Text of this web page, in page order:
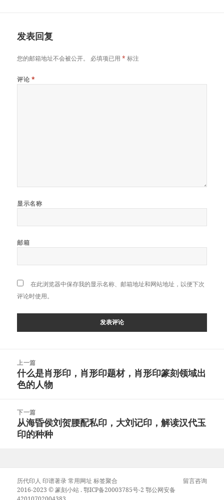
发表回复
您的邮箱地址不会被公开。 必填项已用* 标注
评论 *
显示名称
邮箱
在此浏览器中保存我的显示名称、邮箱地址和网站地址，以便下次
评论时使用。
上一篇
上
篇
章：
什么是肖形印，肖形印题材，肖形印篆刻领域出
色的人物
下一篇
下
篇
从海昏侯刘贺腰配私印，大刘记印，解读汉代玉
印的种种
历代印人 印谱著录 常用网址 标签聚合
留言咨询
2016-2023 ©篆刻小站 .鄂ICP备20003785号-2 鄂公网安备